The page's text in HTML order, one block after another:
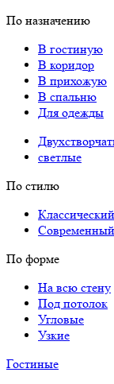
По назначению
В гостиную
В коридор
В прихожую
В спальню
Для одежды
светлые
По стилю
Классический
Современный
По форме
На всю стену
Под потолок
Угловые
Узкие
Гостиные